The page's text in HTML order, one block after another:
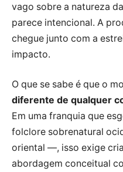
vago sobre a natureza
parece intencional. A
chegue junto com a
impacto.
O que se sabe é que o
diferente de qualquer
Em uma franquia que
folclore sobrenatural
oriental —, isso exige
abordagem conceitual